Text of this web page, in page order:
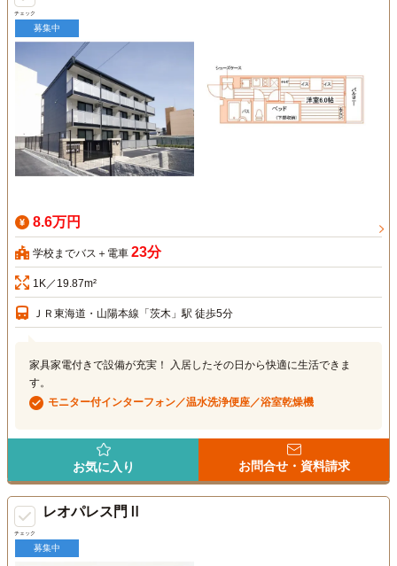
チェック
募集中
8.6万円
学校までバス＋電車 23分
1K／19.87m²
ＪＲ東海道・山陽本線「茨木」駅 徒歩5分
家具家電付きで設備が充実！ 入居したその日から快適に生活できま
す。
モニター付インターフォン／温水洗浄便座／浴室乾燥機
お気に入り お問合せ・資料請求
チェック
レオパレス門Ⅱ
募集中